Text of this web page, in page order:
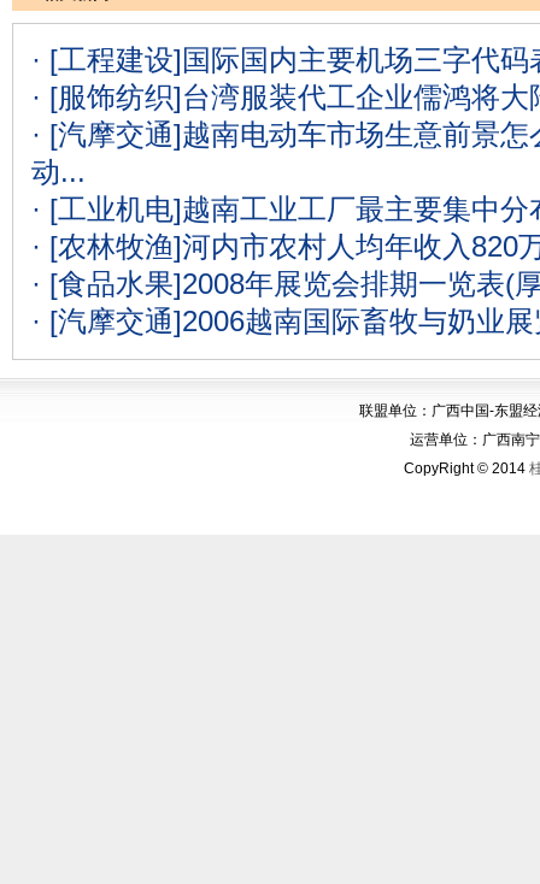
· [工程建设]国际国内主要机场三字代码
· [服饰纺织]台湾服装代工企业儒鸿将
· [汽摩交通]越南电动车市场生意前景怎
动...
· [工业机电]越南工业工厂最主要集中分
· [农林牧渔]河内市农村人均年收入820
· [食品水果]2008年展览会排期一览表(
· [汽摩交通]2006越南国际畜牧与奶业
联盟单位：广西中国-东盟
运营单位：广西南
CopyRight © 2014